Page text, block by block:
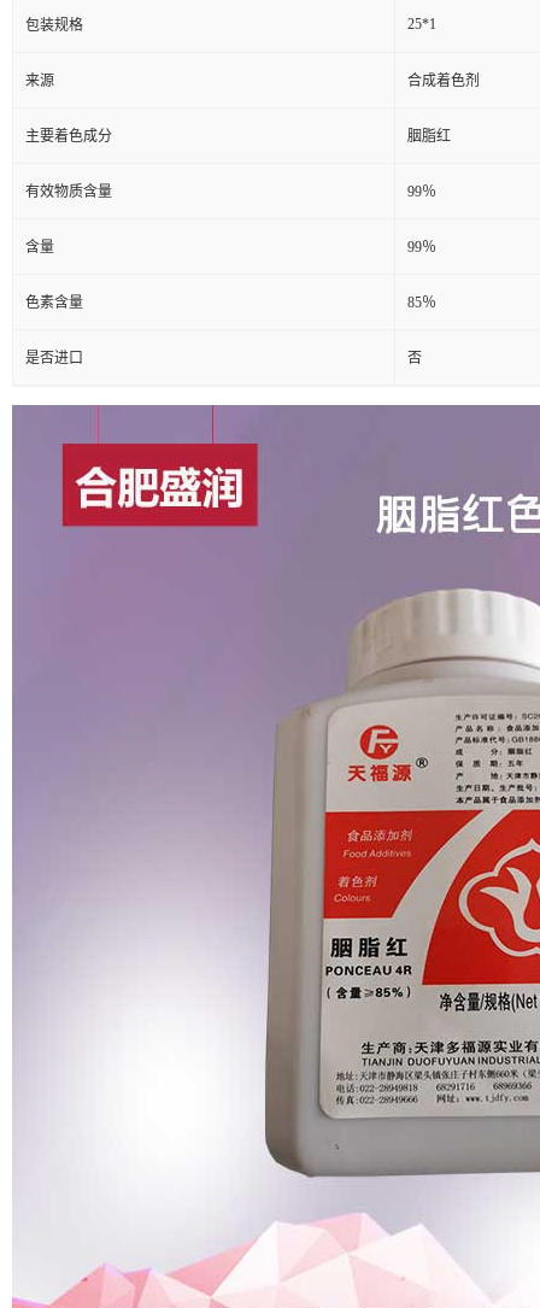
包装规格 25*1
来源 合成着色剂
主要着色成分 胭脂红
有效物质含量 99％
含量 99％
色素含量 85％
是否进口 否